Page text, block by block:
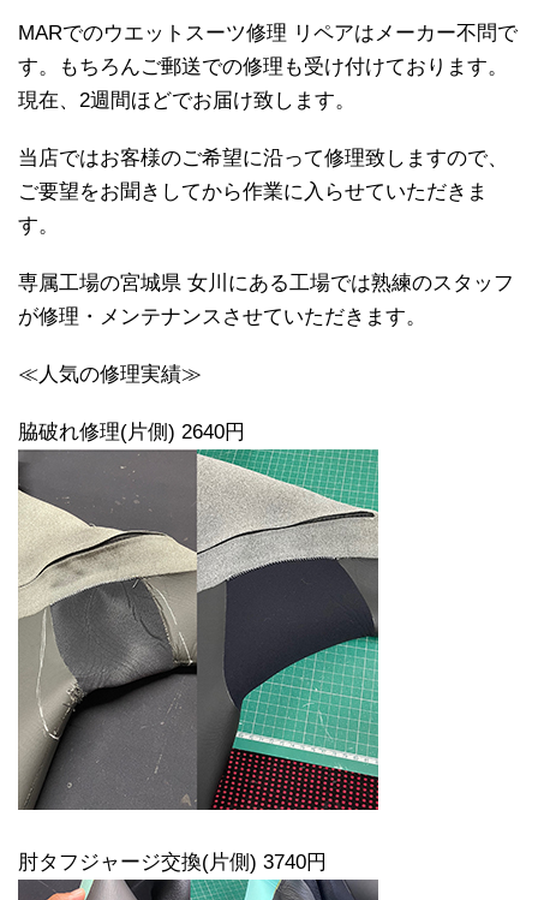
MARでのウエットスーツ修理 リペアはメーカー不問で
す。もちろんご郵送での修理も受け付けております。
現在、2週間ほどでお届け致します。
当店ではお客様のご希望に沿って修理致しますので、
ご要望をお聞きしてから作業に入らせていただきま
す。
専属工場の宮城県 女川にある工場では熟練のスタッフ
が修理・メンテナンスさせていただきます。
≪人気の修理実績≫
脇破れ修理(片側) 2640円
肘タフジャージ交換(片側) 3740円